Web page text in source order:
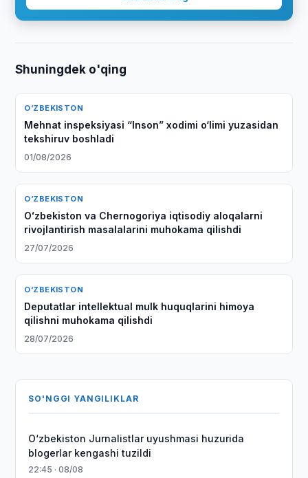
Shuningdek o'qing
O‘ZBEKISTON
Mehnat inspeksiyasi “Inson” xodimi o‘limi yuzasidan
tekshiruv boshladi
01/08/2026
O‘ZBEKISTON
Oʻzbekiston va Chernogoriya iqtisodiy aloqalarni
rivojlantirish masalalarini muhokama qilishdi
27/07/2026
O‘ZBEKISTON
Deputatlar intellektual mulk huquqlarini himoya
qilishni muhokama qilishdi
28/07/2026
SO'NGGI YANGILIKLAR
O‘zbekiston Jurnalistlar uyushmasi huzurida
blogerlar kengashi tuzildi
22:45 · 08/08